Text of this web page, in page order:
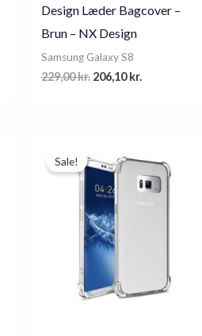
Design Læder Bagcover –
Brun – NX Design
Samsung Galaxy S8
229,00kr. Original
206,10kr.
Sale!